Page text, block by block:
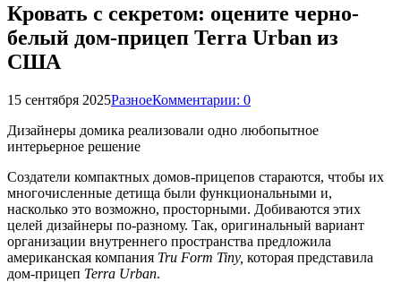
Кровать с секретом: оцените черно-
белый дом-прицеп Terra Urban из
США
15 сентября 2025РазноеКомментарии: 0
Дизайнеры домика реализовали одно любопытное
интерьерное решение
Создатели компактных домов-прицепов стараются, чтобы их
многочисленные детища были функциональными и,
насколько это возможно, просторными. Добиваются этих
целей дизайнеры по-разному. Так, оригинальный вариант
организации внутреннего пространства предложила
американская компания Tru Form Tiny, которая представила
дом-прицеп Terra Urban.